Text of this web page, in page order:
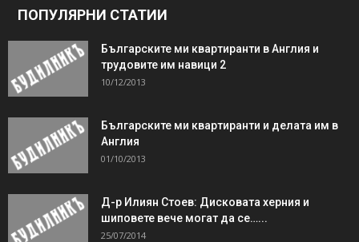
ПОПУЛЯРНИ СТАТИИ
Българските ми квартиранти в Англия и
трудовите им навици 2
10/12/2013
Българските ми квартиранти и делата им в
Англия
01/10/2013
Д-р Илиян Стоев: Дисковата херния и
шиповете вече могат да се…...
25/07/2014